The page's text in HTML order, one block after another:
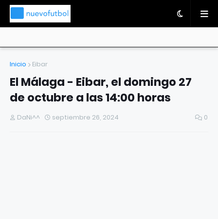
Inicio Eibar
El Málaga - Eibar, el domingo 27
de octubre a las 14:00 horas
DaNi^^ septiembre 26, 2024 0